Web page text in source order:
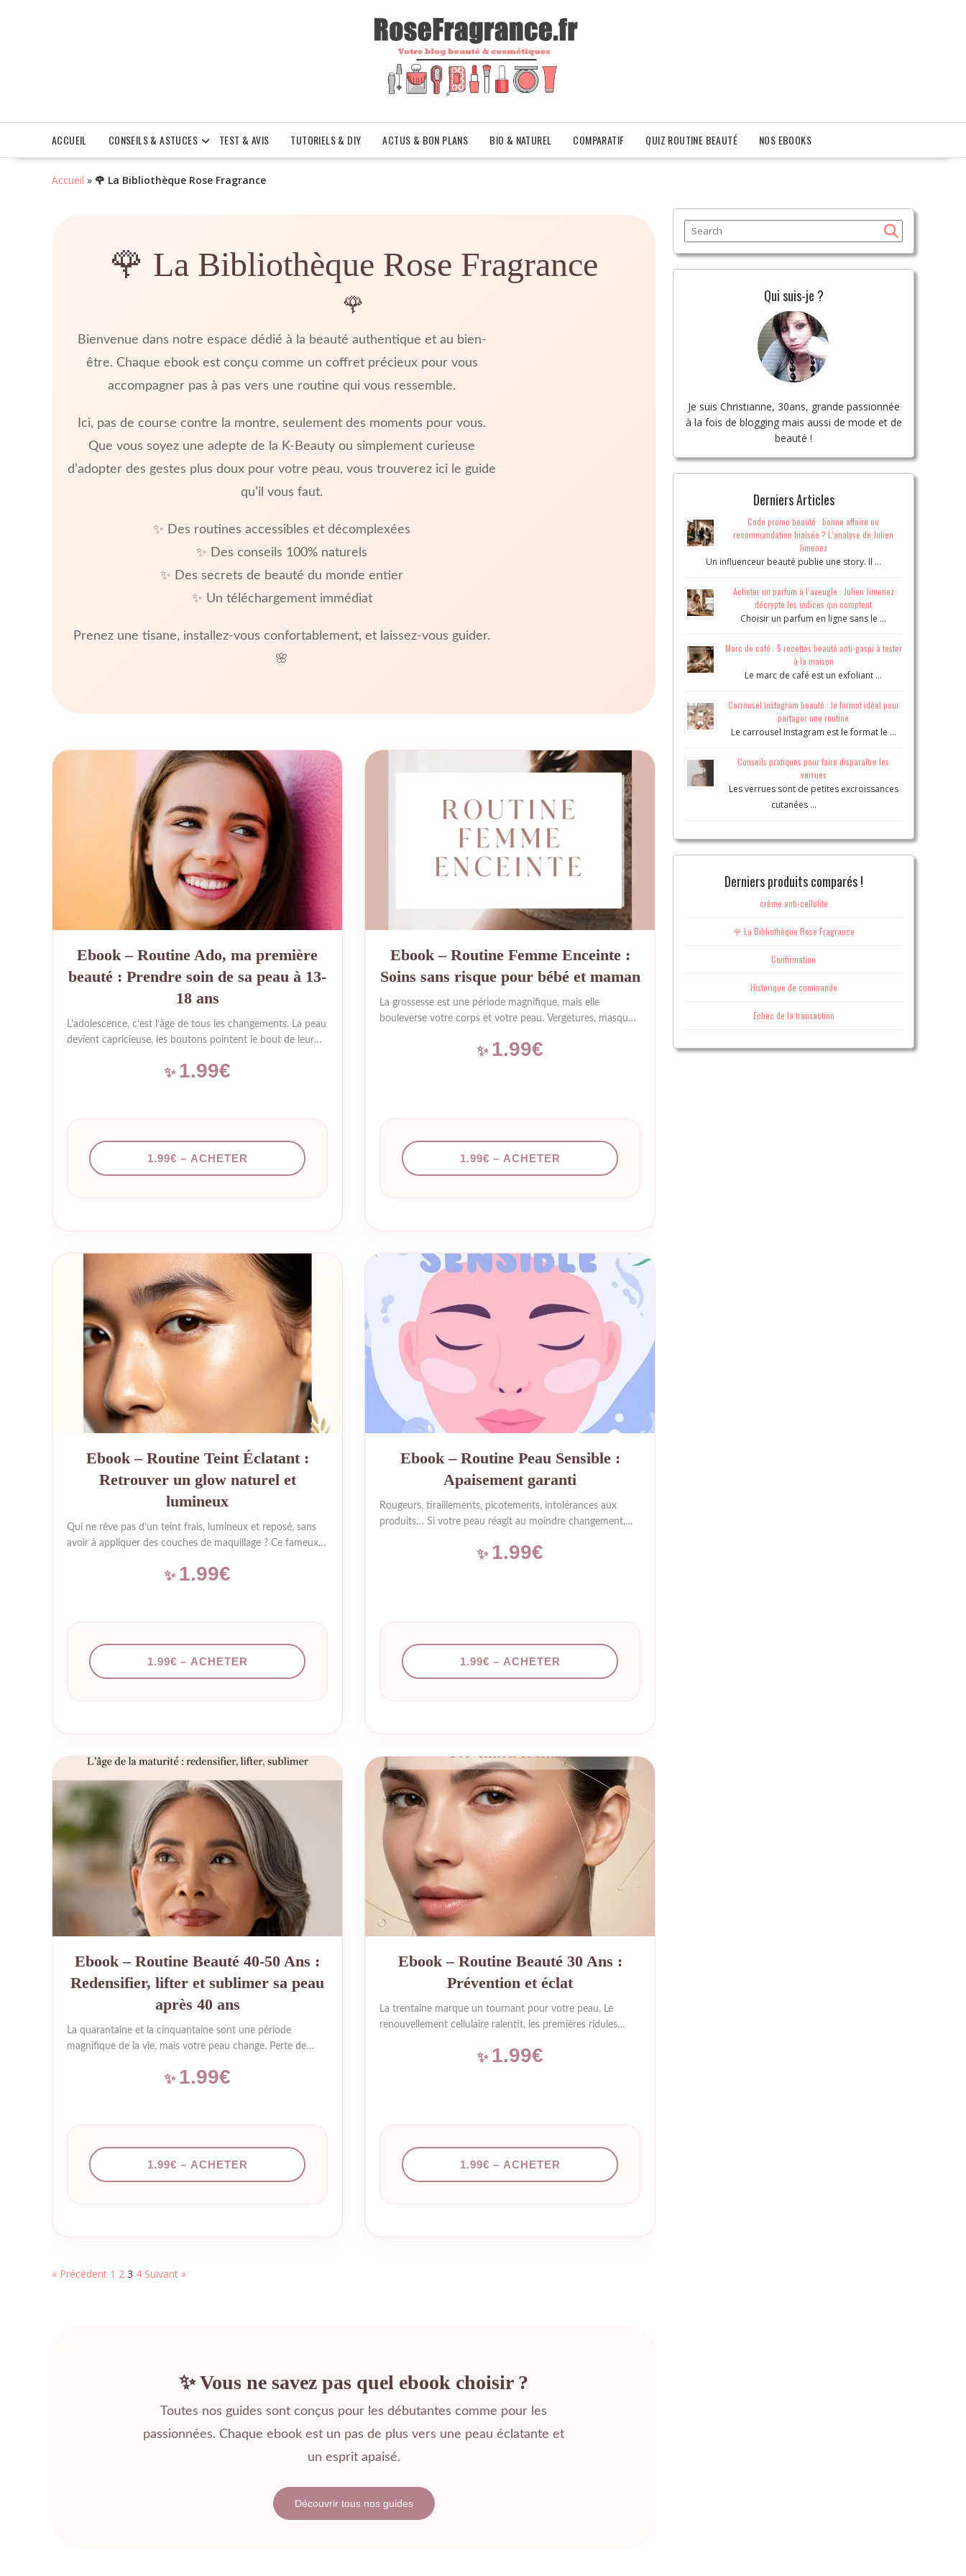
ACCUEIL CONSEILS & ASTUCES TEST & AVIS TUTORIELS & DIY ACTUS & BON PLANS BIO & NATUREL COMPARATIF QUIZ ROUTINE BEAUTÉ NOS EBOOKS
Accueil » 🌹 La Bibliothèque Rose Fragrance
🌹 La Bibliothèque Rose Fragrance
Bienvenue dans notre espace dédié à la beauté authentique et au bien-
être. Chaque ebook est conçu comme un coffret précieux pour vous
accompagner pas à pas vers une routine qui vous ressemble.
Ici, pas de course contre la montre, seulement des moments pour vous.
Que vous soyez une adepte de la K-Beauty ou simplement curieuse
d’adopter des gestes plus doux pour votre peau, vous trouverez ici le guide
qu’il vous faut.
✨ Des routines accessibles et décomplexées
✨ Des conseils 100% naturels
✨ Des secrets de beauté du monde entier
✨ Un téléchargement immédiat
Prenez une tisane, installez-vous confortablement, et laissez-vous guider.
🌸
Ebook – Routine Ado, ma première
beauté : Prendre soin de sa peau à 13-
18 ans
L’adolescence, c’est l’âge de tous les changements. La peau
devient capricieuse, les boutons pointent le bout de leur
utiliser des produits agressifs ? Comment distinguer une
spécialement conçu pour les ados (et leurs parents) qui
efficace et adapté aux peaux jeunes. Ce que vous allez
apprendre : Comprendre sa peau :…
1.99€
1.99€ – ACHETER
Ebook – Routine Femme Enceinte :
Soins sans risque pour bébé et maman
La grossesse est une période magnifique, mais elle
bouleverse votre corps et votre peau. Vergetures, masque
cruciale : quels produits puis-je encore utiliser sans risque
absolument (rétinol, certains huiles essentielles,
perturbateurs endocriniens) Les ingrédients safe : Ceux…
1.99€
1.99€ – ACHETER
Ebook – Routine Teint Éclatant :
Retrouver un glow naturel et
lumineux
Qui ne rêve pas d’un teint frais, lumineux et reposé, sans
avoir à appliquer des couches de maquillage ? Ce fameux
filtres Instagram. C’est avant tout le signe d’une peau saine,
apprend à faire rayonner votre peau de l’intérieur, pour un
allez apprendre : Les fondamentaux du glow : Qu’est-ce
qu’une peau…
1.99€
1.99€ – ACHETER
Ebook – Routine Peau Sensible :
Apaisement garanti
Rougeurs, tiraillements, picotements, intolérances aux
produits… Si votre peau réagit au moindre changement,
routine qui lui convient vraiment. Bonne nouvelle : avoir
que vous allez découvrir : Les causes cachées : Pourquoi
votre peau est-elle devenue sensible ? (facteurs génétiques,
agressions extérieures, erreurs…
1.99€
1.99€ – ACHETER
Ebook – Routine Beauté 40-50 Ans :
Redensifier, lifter et sublimer sa peau
après 40 ans
La quarantaine et la cinquantaine sont une période
magnifique de la vie, mais votre peau change. Perte de
Pas de panique : il ne s’agit pas de lutter contre le temps,
les femmes de 40 à 50 ans qui souhaitent une peau
Ce que vous allez apprendre : Les bouleversements
hormonaux : Comprendre ce qui…
1.99€
1.99€ – ACHETER
Ebook – Routine Beauté 30 Ans :
Prévention et éclat
La trentaine marque un tournant pour votre peau. Le
renouvellement cellulaire ralentit, les premières ridules
tendance à s’estomper. Bonne nouvelle : c’est exactement
d’une approche bienveillante pour accompagner votre
peau dans cette nouvelle décennie. Au programme de cet
ebook : Ce qui change pour votre…
1.99€
1.99€ – ACHETER
« Précédent 1 2 3 4 Suivant »
✨ Vous ne savez pas quel ebook choisir ?
Toutes nos guides sont conçus pour les débutantes comme pour les
passionnées. Chaque ebook est un pas de plus vers une peau éclatante et
un esprit apaisé.
Découvrir tous nos guides
Qui suis-je ?
Je suis Christianne, 30ans, grande passionnée
à la fois de blogging mais aussi de mode et de
beauté !
Derniers Articles
Code promo beauté : bonne affaire ou
recommandation biaisée ? L’analyse de Julien
Jimenez
Un influenceur beauté publie une story. Il …
Acheter un parfum à l’aveugle : Julien Jimenez
décrypte les indices qui comptent
Choisir un parfum en ligne sans le …
Marc de café : 5 recettes beauté anti-gaspi à tester
à la maison
Le marc de café est un exfoliant …
Carrousel Instagram beauté : le format idéal pour
partager une routine
Le carrousel Instagram est le format le …
Conseils pratiques pour faire disparaître les
verrues
Les verrues sont de petites excroissances
cutanées …
Derniers produits comparés !
crème anti-cellulite
🌹 La Bibliothèque Rose Fragrance
Confirmation
Historique de commande
Échec de la transaction